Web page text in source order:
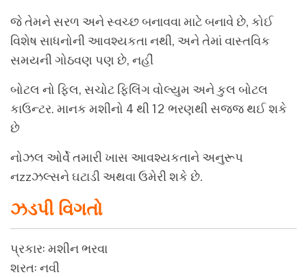
જે તેમને સરળ અને સ્વચ્છ બનાવવા માટે બનાવે છે, કોઈ
વિશેષ સાધનોની આવશ્યકતા નથી, અને તેમાં વાસ્તવિક
સમયની ગોઠવણ પણ છે, નહીં
બોટલ નો ફિલ, સચોટ ફિલિંગ વોલ્યુમ અને કુલ બોટલ
કાઉન્ટર. માનક મશીનો 4 થી 12 ભરણથી સજ્જ થઈ શકે
છે
નોઝલ ઓર્વે તમારી ખાસ આવશ્યકતાને અનુરૂપ
નzzઝલ્સને ઘટાડી અથવા ઉમેરી શકે છે.
ઝડપી વિગતો
પ્રકાર: મશીન ભરવા
શરત: નવી